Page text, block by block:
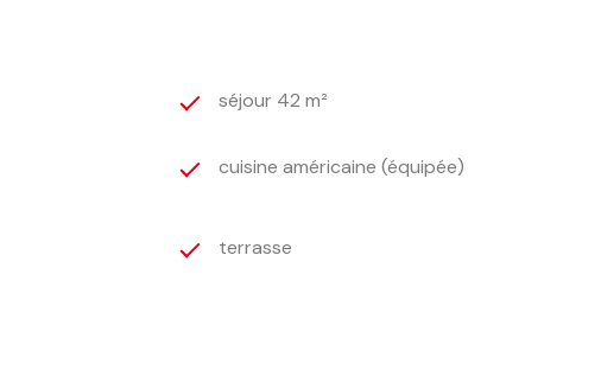
séjour 42 m²
cuisine américaine (équipée)
terrasse